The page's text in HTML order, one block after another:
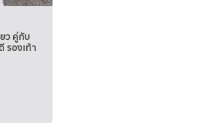
ว คู่กับ
รองเท้า